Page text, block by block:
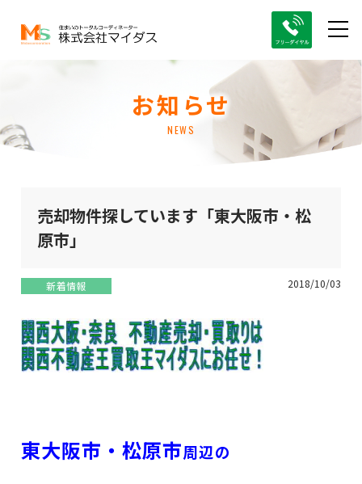
お知らせ
NEWS
売却物件探しています「東大阪市・松
原市」
新着情報 2018/10/03
東大阪市・松原市周辺の